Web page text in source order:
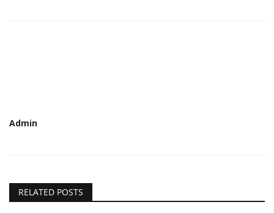
Admin
RELATED POSTS